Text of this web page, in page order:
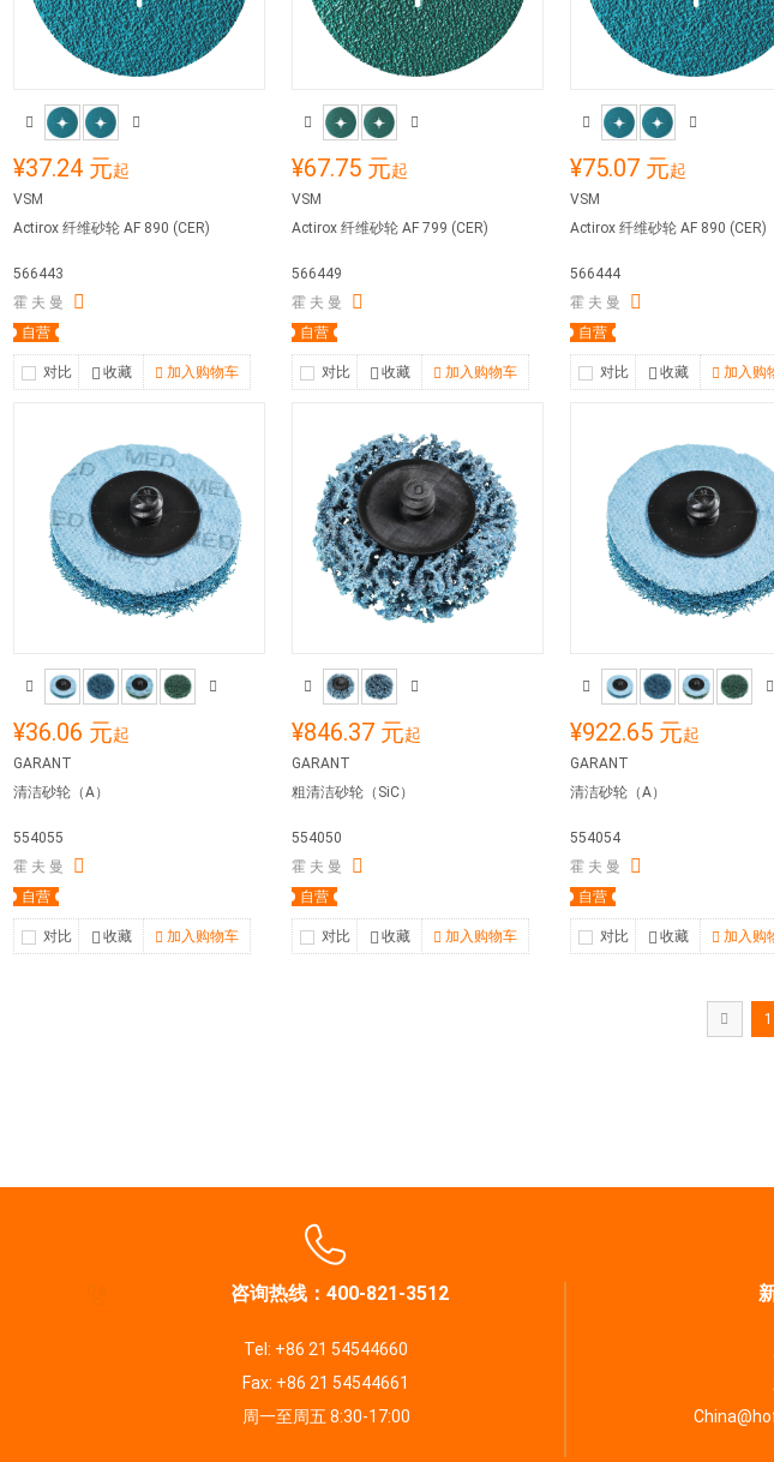
¥37.24 元起
VSM
Actirox 纤维砂轮 AF 890 (CER)
566443
霍 夫 曼
自营
对比 收藏 加入购物车
¥67.75 元起
VSM
Actirox 纤维砂轮 AF 799 (CER)
566449
霍 夫 曼
自营
对比 收藏 加入购物车
¥75.07 元起
VSM
Actirox 纤维砂轮 AF 890 (CER)
566444
霍 夫 曼
自营
对比 收藏 加入购
¥36.06 元起
GARANT
清洁砂轮（A）
554055
霍 夫 曼
自营
对比 收藏 加入购物车
¥846.37 元起
GARANT
粗清洁砂轮（SiC）
554050
霍 夫 曼
自营
对比 收藏 加入购物车
¥922.65 元起
GARANT
清洁砂轮（A）
554054
霍 夫 曼
自营
对比 收藏 加入购
1
咨询热线：400-821-3512
Tel: +86 21 54544660
Fax: +86 21 54544661
周一至周五 8:30-17:00